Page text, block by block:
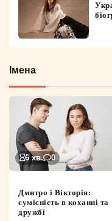
Імена
6 хв. 0
Дмитро і Вікторія:
сумісність в коханні та
дружбі